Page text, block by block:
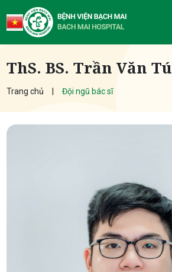
ThS. BS. Trần Văn Tú
Trang chủ Đội ngũ bác sĩ